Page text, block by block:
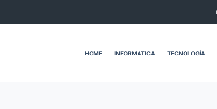
HOME INFORMATICA TECNOLOGÍA